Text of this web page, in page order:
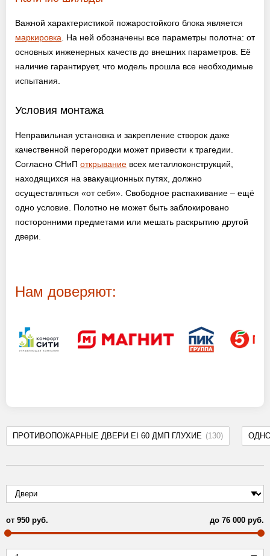
ПРОТИВОПОЖАРНЫЕ ДВЕРИ EI 60 ДМП ГЛУХИЕ (130)
от 950 руб. до 76 000 руб.
Важной характеристикой пожаростойкого блока является
маркировка . На ней обозначены все параметры полотна: от
основных инженерных качеств до внешних параметров. Её
наличие гарантирует, что модель прошла все необходимые
испытания.
Условия монтажа
Неправильная установка и закрепление створок даже
качественной перегородки может привести к трагедии.
Согласно СНиП открывание всех металлоконструкций,
находящихся на эвакуационных путях, должно
осуществляться «от себя». Свободное распахивание – ещё
одно условие. Полотно не может быть заблокировано
посторонними предметами или мешать раскрытию другой
двери.
Нам доверяют: